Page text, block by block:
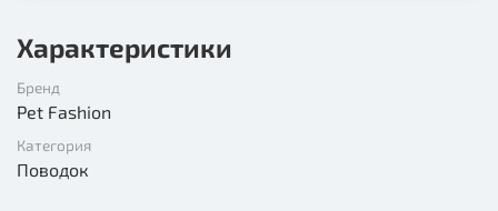
Характеристики
Бренд
Pet Fashion
Категория
Поводок